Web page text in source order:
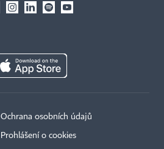
Ochrana osobních údajů
Prohlášení o cookies